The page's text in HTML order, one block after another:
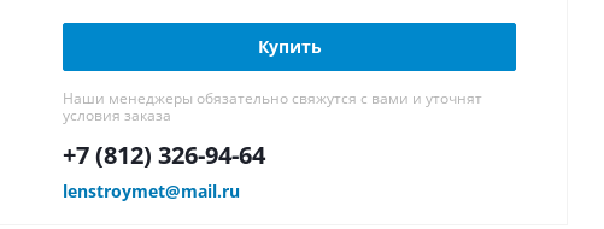
Купить
Наши менеджеры обязательно свяжутся с вами и уточнят
условия заказа
+7 (812) 326-94-64
lenstroymet@mail.ru